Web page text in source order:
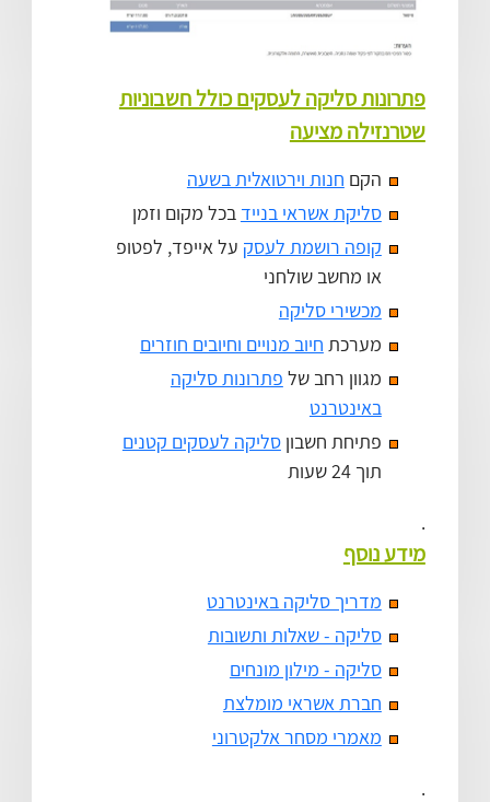
פתרונות סליקה לעסקים כולל חשבוניות
שטרנזילה מציעה
הקם חנות וירטואלית בשעה
סליקת אשראי בנייד בכל מקום וזמן
קופה רושמת לעסק על אייפד, לפטופ
או מחשב שולחני
מכשירי סליקה
מערכת חיוב מנויים וחיובים חוזרים
מגוון רחב של פתרונות סליקה
באינטרנט
פתיחת חשבוןסליקה לעסקים קטנים
תוך 24 שעות
.
מידע נוסף
מדריך סליקה באינטרנט
סליקה - שאלות ותשובות
סליקה - מילון מונחים
חברת אשראי מומלצת
מאמרי מסחר אלקטרוני
.